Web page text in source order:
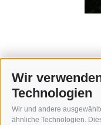
Wir
Technologien
Wir und andere
ähnliche Technologien.
KONTAKT
WIPP-MEDIA GMBH